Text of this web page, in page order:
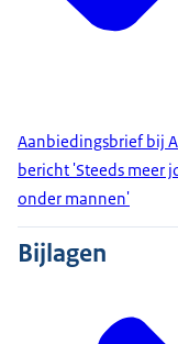
Aanbiedingsbrief bij
bericht 'Steeds meer
onder mannen'
Bijlagen